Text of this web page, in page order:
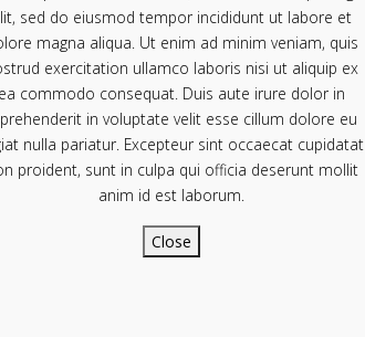
sed do eiusmod tempor incididunt ut labore et
magna aliqua. Ut enim ad minim veniam, quis
exercitation ullamco laboris nisi ut aliquip ex
ea commodo consequat. Duis aute irure dolor in
in voluptate velit esse cillum dolore eu
nulla pariatur. Excepteur sint occaecat cupidatat
proident, sunt in culpa qui officia deserunt mollit
anim id est laborum.
Close